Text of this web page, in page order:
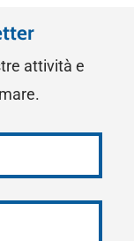
attività e